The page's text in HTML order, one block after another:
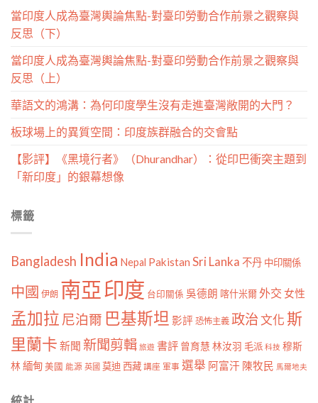
當印度人成為臺灣輿論焦點-對臺印勞動合作前景之觀察與
反思（下）
當印度人成為臺灣輿論焦點-對臺印勞動合作前景之觀察與
反思（上）
華語文的鴻溝：為何印度學生沒有走進臺灣敞開的大門？
板球場上的異質空間：印度族群融合的交會點
【影評】《黑境行者》（Dhurandhar）：從印巴衝突主題到
「新印度」的銀幕想像
標籤
Bangladesh India Nepal Pakistan Sri Lanka 不丹 中印關係
中國 伊朗 南亞印度 台印關係 吳德朗 喀什米爾外交 女性
孟加拉 尼泊爾 巴基斯坦 影評 恐怖主義 政治文化斯
里蘭卡 新聞 新聞剪輯 旅遊 書評 曾育慧 林汝羽 毛派 科技 穆斯
林 緬甸 美國 能源 英國 莫迪 西藏 講座 軍事 選舉 阿富汗 陳牧民 馬爾地夫